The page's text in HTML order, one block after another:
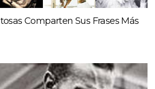
Comparten Sus Frases Más